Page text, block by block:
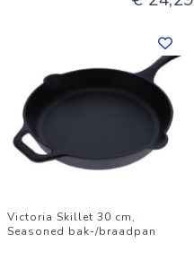
Victoria Skillet 30 cm,
Seasoned bak-/braadpan